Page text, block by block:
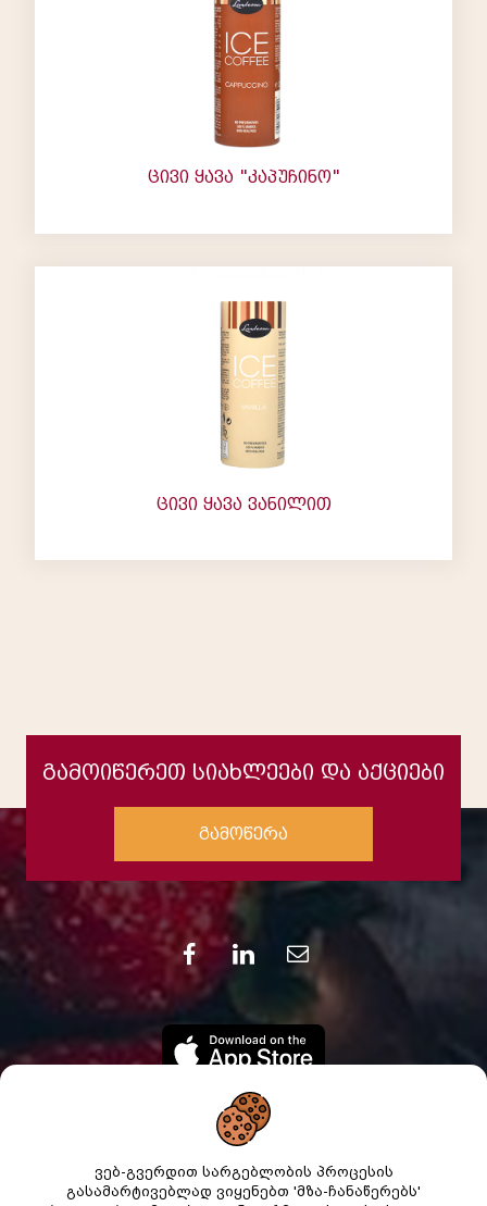
ცივი ყავა "კაპუჩინო"
ცივი ყავა ვანილით
ვებ-გვერდით სარგებლობის პროცესის
გასამარტივებლად ვიყენებთ 'მზა-ჩანაწერებს'
გამოიწერეთ სიახლეები და აქციები
გამოწერა